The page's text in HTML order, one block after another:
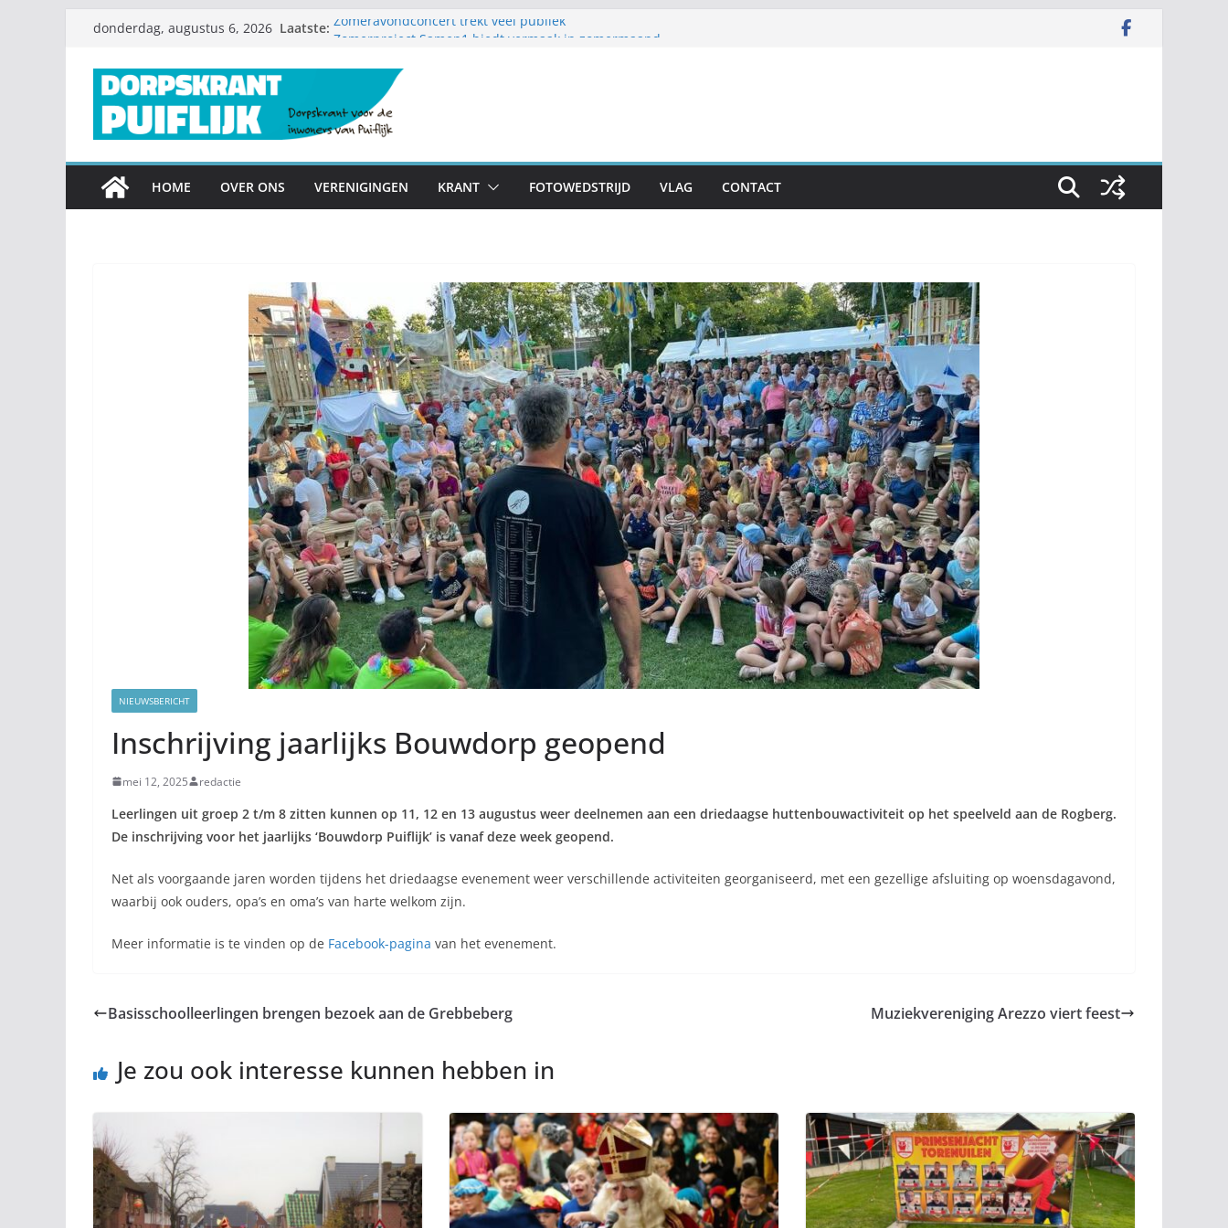
inhoud
donderdag, augustus 6, 2026 Laatste: Zomeravondconcert trekt veel publiek
Nieuwe speeltoestellen op schoolplein ’t Geerke
Garagesale klaar voor zondag: meer dan 80 adressen doen
mee
HOME OVER ONS VERENIGINGEN KRANT FOTOWEDSTRIJD VLAG CONTACT
NIEUWSBERICHT
Inschrijving jaarlijks Bouwdorp geopend
mei 12, 2025 redactie
Leerlingen uit groep 2 t/m 8 zitten kunnen op 11, 12 en 13 augustus weer deelnemen aan een driedaagse huttenbouwactiviteit op het speelveld aan de Rogberg.
De inschrijving voor het jaarlijks ‘Bouwdorp Puiflijk’ is vanaf deze week geopend.
Net als voorgaande jaren worden tijdens het driedaagse evenement weer verschillende activiteiten georganiseerd, met een gezellige afsluiting op woensdagavond,
waarbij ook ouders, opa’s en oma’s van harte welkom zijn.
Meer informatie is te vinden op de Facebook-pagina van het evenement.
Basisschoolleerlingen brengen bezoek aan de Grebbeberg Muziekvereniging Arezzo viert feest
Je zou ook interesse kunnen hebben in